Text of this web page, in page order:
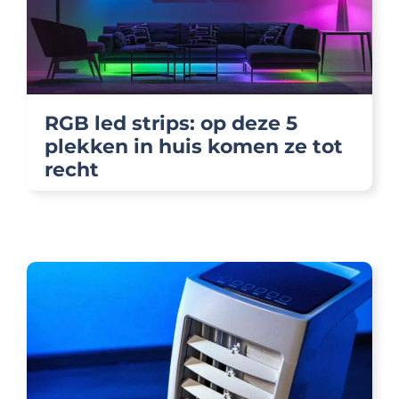
RGB led strips: op deze 5
plekken in huis komen ze tot
recht